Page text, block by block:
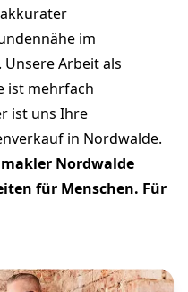
im
Arbeit als
ist mehrfach
ist uns Ihre
in Nordwalde.
Nordwalde
für Menschen. Für